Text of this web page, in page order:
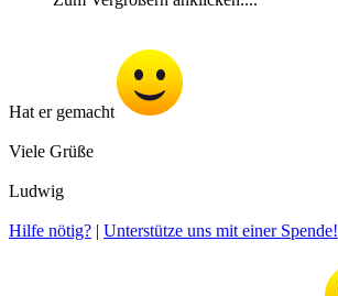
Hat er gemacht
Viele Grüße
Ludwig
Hilfe nötig? | Unterstütze uns mit einer Spende!